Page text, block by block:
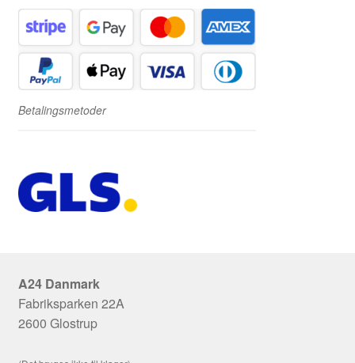
Betalingsmetoder
A24 Danmark
Fabriksparken 22A
2600 Glostrup